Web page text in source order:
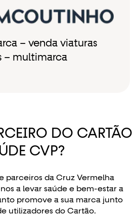
– venda viaturas
– multimarca
DO CARTÃO
CVP?
parceiros da Cruz Vermelha
a levar saúde e bem-estar a
promove a sua marca junto
utilizadores do Cartão.